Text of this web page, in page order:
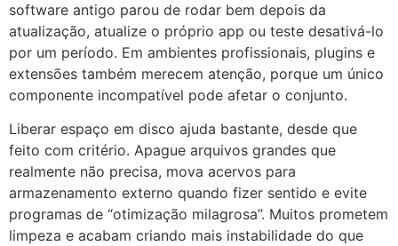
software antigo parou de rodar bem depois da
atualização, atualize o próprio app ou teste desativá-lo
por um período. Em ambientes profissionais, plugins e
extensões também merecem atenção, porque um único
componente incompatível pode afetar o conjunto.
Liberar espaço em disco ajuda bastante, desde que
feito com critério. Apague arquivos grandes que
realmente não precisa, mova acervos para
armazenamento externo quando fizer sentido e evite
programas de “otimização milagrosa”. Muitos prometem
limpeza e acabam criando mais instabilidade do que